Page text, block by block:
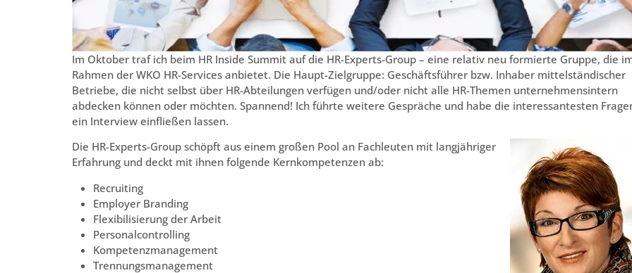
Im Oktober traf ich beim HR Inside Summit auf die HR-Experts-Group – eine relativ neu formierte Gruppe, die
Rahmen der WKO HR-Services anbietet. Die Haupt-Zielgruppe: Geschäftsführer bzw. Inhaber mittelständischer
Betriebe, die nicht selbst über HR-Abteilungen verfügen und/oder nicht alle HR-Themen unternehmensintern
abdecken können oder möchten. Spannend! Ich führte weitere Gespräche und habe die interessantesten
ein Interview einfließen lassen.
Die HR-Experts-Group schöpft aus einem großen Pool an Fachleuten mit langjähriger
Erfahrung und deckt mit ihnen folgende Kernkompetenzen ab:
Recruiting
Employer Branding
Flexibilisierung der Arbeit
Personalcontrolling
Kompetenzmanagement
Trennungsmanagement